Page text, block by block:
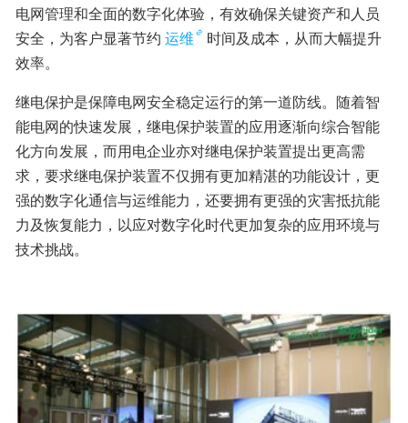
电网管理和全面的数字化体验，有效确保关键资产和人员
安全，为客户显著节约 运维
时间及成本，从而大幅提升
效率。
继电保护是保障电网安全稳定运行的第一道防线。随着智
能电网的快速发展，继电保护装置的应用逐渐向综合智能
化方向发展，而用电企业亦对继电保护装置提出更高需
求，要求继电保护装置不仅拥有更加精湛的功能设计，更
强的数字化通信与运维能力，还要拥有更强的灾害抵抗能
力及恢复能力，以应对数字化时代更加复杂的应用环境与
技术挑战。